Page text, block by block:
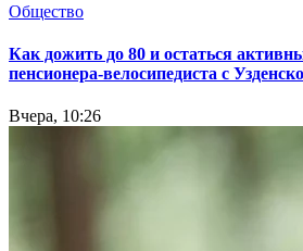
Общество
Как дожить до 80 и остаться
пенсионера-велосипедиста с
Вчера, 10:26